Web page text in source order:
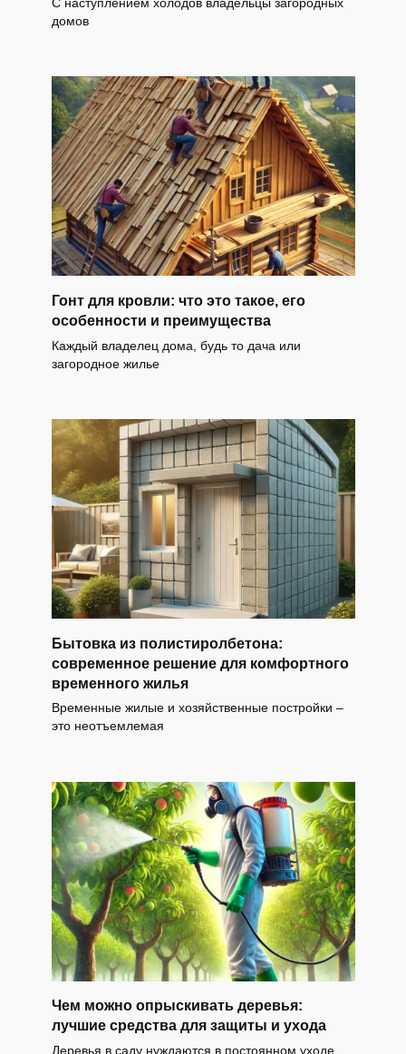
домов
Гонт для кровли: что это такое, его
особенности и преимущества
Каждый владелец дома, будь то дача или
загородное жилье
Бытовка из полистиролбетона:
современное решение для комфортного
временного жилья
Временные жилые и хозяйственные постройки –
это неотъемлемая
Чем можно опрыскивать деревья:
лучшие средства для защиты и ухода
Деревья в саду нуждаются в постоянном уходе,